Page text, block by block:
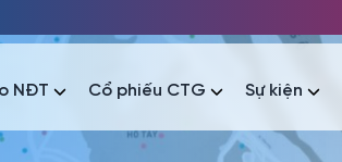
NĐT Cổ phiếu CTG Sự kiện